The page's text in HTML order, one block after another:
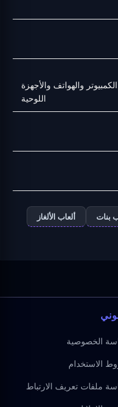
والهواتف والأجهزة
اللوحية
بنات ألعاب الألغاز
الخصوصية
الاستخدام
ملفات تعريف الارتباط